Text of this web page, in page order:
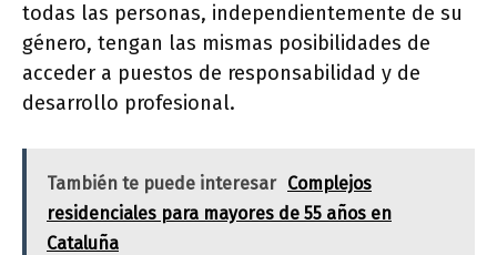
todas las personas, independientemente de su
género, tengan las mismas posibilidades de
acceder a puestos de responsabilidad y de
desarrollo profesional.
También te puede interesar Complejos
residenciales para mayores de 55 años en
Cataluña